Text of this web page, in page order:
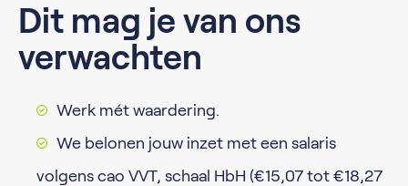
Dit mag je van ons
verwachten
Werk mét waardering.
We belonen jouw inzet met een salaris
volgens cao VVT, schaal HbH (€15,07 tot €18,27